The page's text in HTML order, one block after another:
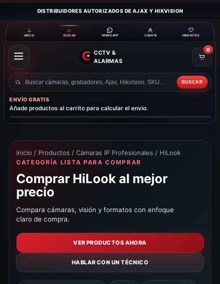
DISTRIBUIDORES AUTORIZADOS DE AJAX Y HIKVISION
⌂
INICIO
⌕
BUSCAR WHATSAPP CUENTA
♡
FAVORITOS
ABRIR
MENÚ
CCTV &
ALARMAS
Buscar
productos
BUSCAR
0
ENVÍO GRATIS
Añade productos al carrito para calcular el envío.
Inicio / Productos / Cámaras IP Profesionales / HiLook
CATEGORÍA LISTA PARA COMPRAR
Comprar HiLook al mejor
precio
Compara cámaras, visión y formatos con enfoque
claro de compra.
VER PRODUCTOS AHORA
HABLAR CON UN TÉCNICO